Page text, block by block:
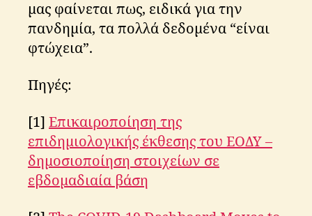
μας φαίνεται πως, ειδικά για την
πανδημία, τα πολλά δεδομένα “είναι
φτώχεια”.
Πηγές:
[1] Επικαιροποίηση της
επιδημιολογικής έκθεσης του ΕΟΔΥ –
δημοσιοποίηση στοιχείων σε
εβδομαδιαία βάση
p